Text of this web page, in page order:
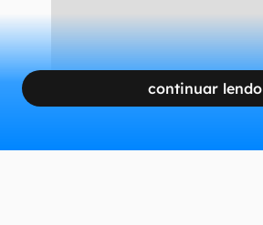
continuar lendo